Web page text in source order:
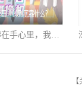
天天被警察哥哥捧在手心里，我到底靠什么？
【